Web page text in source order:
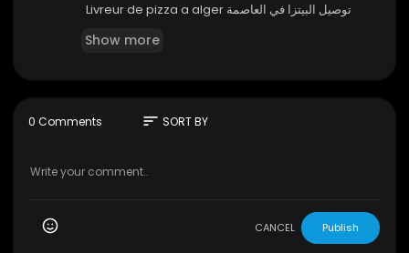
توصيل البيتزا في العاصمة Livreur de pizza a alger
Show more
0 Comments sort SORT BY
CANCEL Publish